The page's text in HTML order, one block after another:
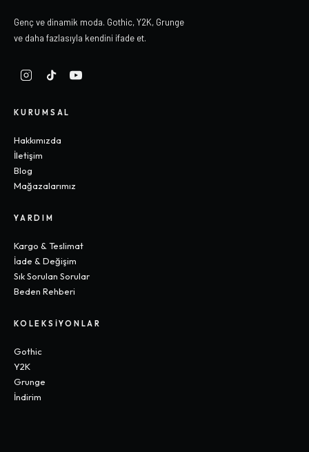
Genç ve dinamik moda. Gothic, Y2K, Grunge
ve daha fazlasıyla kendini ifade et.
KURUMSAL
Hakkımızda
İletişim
Blog
Mağazalarımız
YARDIM
Kargo & Teslimat
İade & Değişim
Sık Sorulan Sorular
Beden Rehberi
KOLEKSIYONLAR
Gothic
Y2K
Grunge
İndirim